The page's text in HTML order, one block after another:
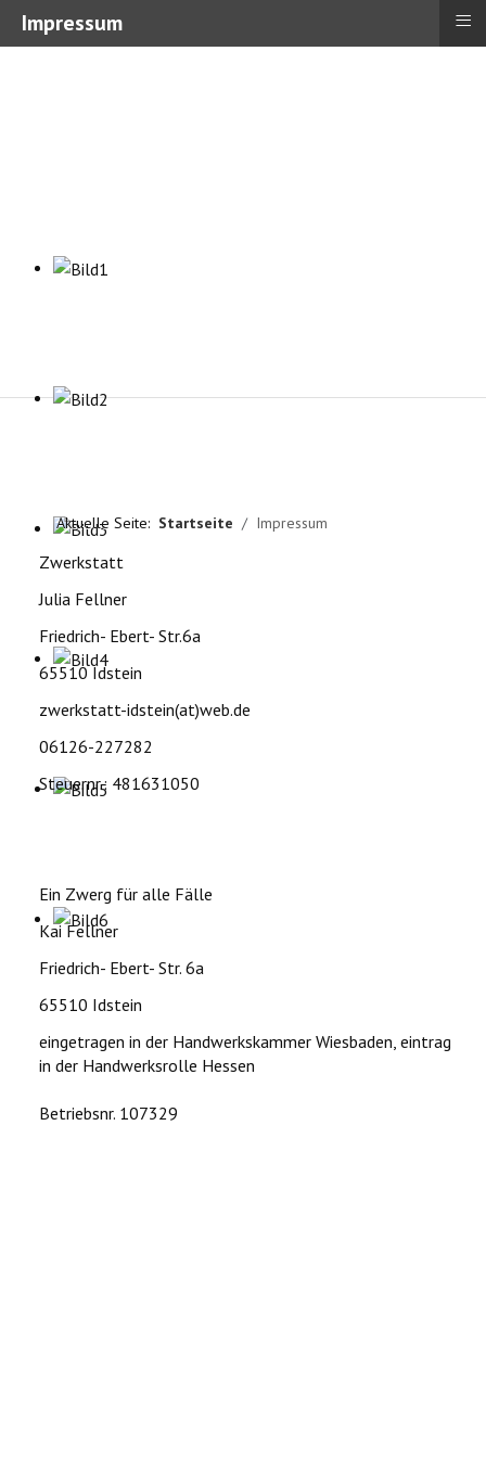
Aktuelle Seite: Startseite Impressum
Zwerkstatt
Julia Fellner
Friedrich- Ebert- Str.6a
65510 Idstein
zwerkstatt-idstein(at)web.de
06126-227282
Steuernr.: 481631050
Ein Zwerg für alle Fälle
Kai Fellner
Friedrich- Ebert- Str. 6a
65510 Idstein
eingetragen in der Handwerkskammer Wiesbaden, eintrag
in der Handwerksrolle Hessen
Betriebsnr. 107329
Impressum ≡